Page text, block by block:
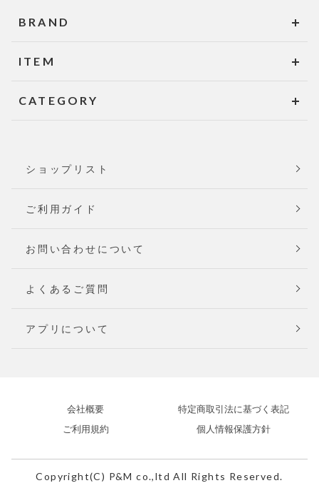
BRAND
ITEM
CATEGORY
ショップリスト
ご利用ガイド
お問い合わせについて
よくあるご質問
アプリについて
会社概要
特定商取引法に基づく表記
ご利用規約
個人情報保護方針
Copyright(C) P&M co.,ltd All Rights Reserved.